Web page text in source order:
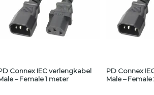
Connex IEC verlengkabel
– Female 1 meter
PD Connex
Male –